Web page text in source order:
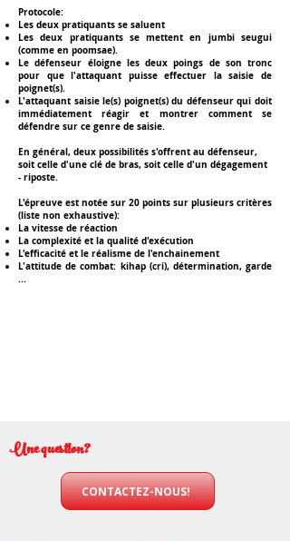
Protocole:
Les deux pratiquants se saluent
Les deux pratiquants se mettent en jumbi seugui
(comme en poomsae).
Le défenseur éloigne les deux poings de son tronc
pour que l'attaquant puisse effectuer la saisie de
poignet(s).
L'attaquant saisie le(s) poignet(s) du défenseur qui doit
immédiatement réagir et montrer comment se
défendre sur ce genre de saisie.
En général, deux possibilités s'offrent au défenseur,
soit celle d'une clé de bras, soit celle d'un dégagement
- riposte.
L'épreuve est notée sur 20 points sur plusieurs critères
(liste non exhaustive):
La vitesse de réaction
La complexité et la qualité d'exécution
L'efficacité et le réalisme de l'enchainement
L'attitude de combat: kihap (cri), détermination, garde
...
Une question?
CONTACTEZ-NOUS!